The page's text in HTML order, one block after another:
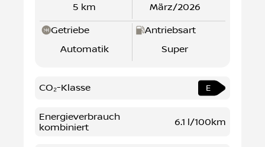
5 km
März/2026
Getriebe
Automatik
Antriebsart
Super
CO₂-Klasse E
Energieverbrauch
kombiniert
6.1 l/100km